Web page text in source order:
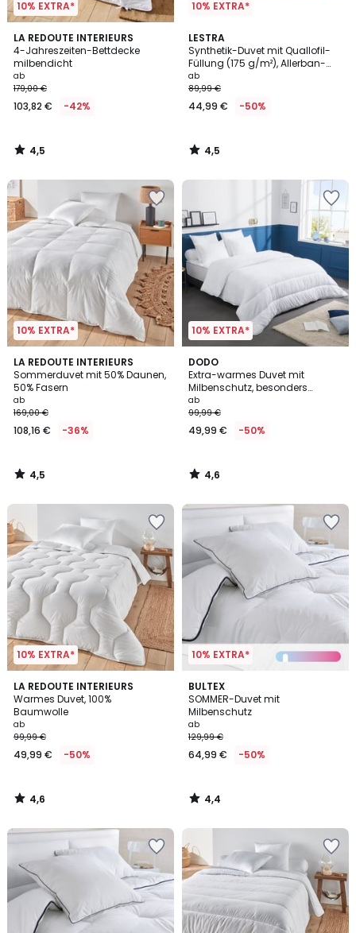
10% EXTRA*
LA REDOUTE INTERIEURS
4-Jahreszeiten-Bettdecke
milbendicht
ab
179,00 €
103,82 € -42%
4,5
/ 5
4,5
/
10% EXTRA*
LESTRA
Synthetik-Duvet mit Quallofil-
Füllung (175 g/m²), Allerban-
Ausrüstung
ab
89,99 €
44,99 € -50%
4,5
/ 5
4,5
/
10% EXTRA*
LA REDOUTE INTERIEURS
Sommerduvet mit 50% Daunen,
50% Fasern
ab
169,00 €
108,16 € -36%
4,5
/ 5
4,5
/
10% EXTRA*
DODO
Extra-warmes Duvet mit
Milbenschutz, besonders
bauschig
ab
99,99 €
49,99 € -50%
4,6
/ 5
4,6
/
10% EXTRA*
LA REDOUTE INTERIEURS
Warmes Duvet, 100%
Baumwolle
ab
99,99 €
49,99 € -50%
4,6
/ 5
4,6
/
10% EXTRA*
BULTEX
SOMMER-Duvet mit
Milbenschutz
ab
129,99 €
64,99 € -50%
4,4
/ 5
4,4
/